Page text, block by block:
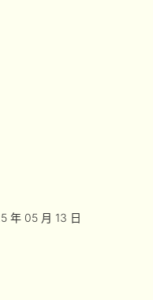
年 05 月 13 日